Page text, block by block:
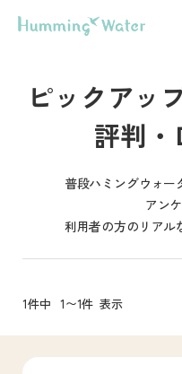
ピックアッ
評判
普段ハミングウォー
アン
利用者の方のリアル
1件中 1〜1件 表示